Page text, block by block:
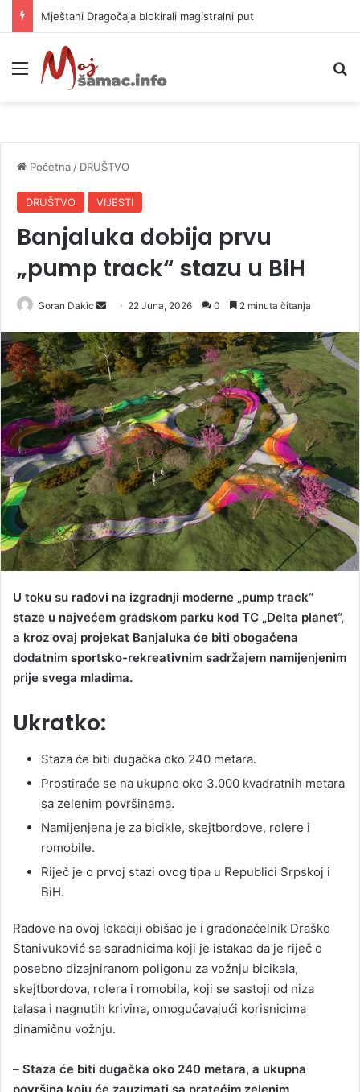
Helikopter ponovo gasi vatru u selima kod Trebinja
Meni
Početna / DRUŠTVO
DRUŠTVO VIJESTI
Banjaluka dobija prvu
„pump track“ stazu u BiH
Goran Dakic
n
d
a
n
e
m
a
i
l
22 Juna, 2026 0 2 minuta čitanja
U toku su radovi na izgradnji moderne „pump track“
staze u najvećem gradskom parku kod TC „Delta planet“,
a kroz ovaj projekat Banjaluka će biti obogaćena
dodatnim sportsko-rekreativnim sadržajem namijenjenim
prije svega mladima.
Ukratko:
Staza će biti dugačka oko 240 metara.
Prostiraće se na ukupno oko 3.000 kvadratnih metara
sa zelenim površinama.
Namijenjena je za bicikle, skejtbordove, rolere i
romobile.
Riječ je o prvoj stazi ovog tipa u Republici Srpskoj i
BiH.
Radove na ovoj lokaciji obišao je i gradonačelnik Draško
Stanivuković sa saradnicima koji je istakao da je riječ o
posebno dizajniranom poligonu za vožnju bicikala,
skejtbordova, rolera i romobila, koji se sastoji od niza
talasa i nagnutih krivina, omogućavajući korisnicima
dinamičnu vožnju.
– Staza će biti dugačka oko 240 metara, a ukupna